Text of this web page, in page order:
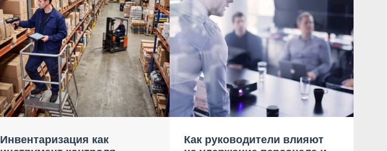
Инвентаризация как
Как руководители влияют